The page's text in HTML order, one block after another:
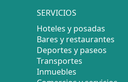
SERVICIOS
Hoteles y posadas
Bares y restaurantes
Deportes y paseos
Transportes
Inmuebles